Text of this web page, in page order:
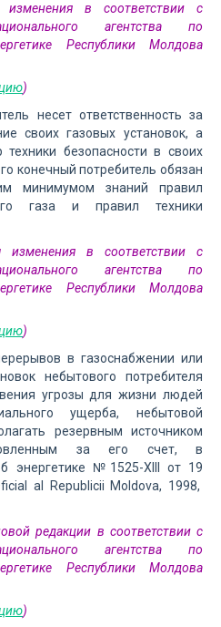
в соответствии с
агентства по
Республики Молдова
)
несет ответственность за
своих газовых установок, а
безопасности в своих
конечный потребитель обязан
минимумом знаний правил
газа и правил техники
в соответствии с
агентства по
Республики Молдова
)
в газоснабжении или
небытового потребителя
угрозы для жизни людей
ущерба, небытовой
резервным источником
за его счет, в
энергетике №1525-XIII от 19
al Republicii Moldova, 1998,
редакции в соответствии с
агентства по
Республики Молдова
)